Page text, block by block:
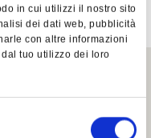
in cui utilizzi il nostro sito
dei dati web, pubblicità
con altre informazioni
tuo utilizzo dei loro
proposte in Carta
and